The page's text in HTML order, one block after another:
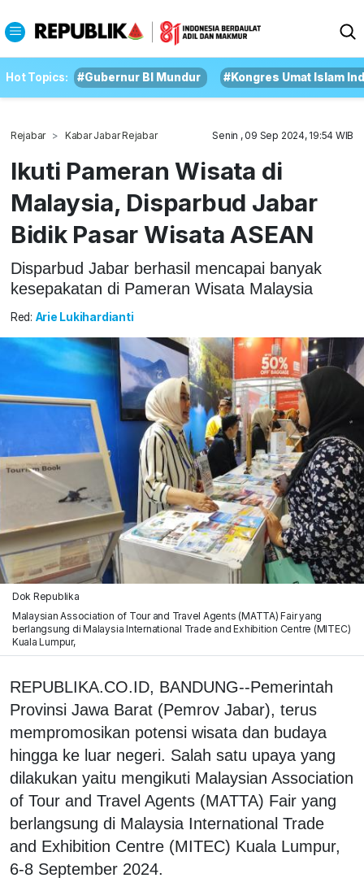
Hot Topics: #Gubernur BI Mundur #Kongres Umat Islam
Rejabar Kabar Jabar Rejabar Senin , 09 Sep 2024, 19:54 WIB
Ikuti Pameran Wisata di
Malaysia, Disparbud Jabar
Bidik Pasar Wisata ASEAN
Disparbud Jabar berhasil mencapai banyak
kesepakatan di Pameran Wisata Malaysia
Red: Arie Lukihardianti
Dok Republika
Malaysian Association of Tour and Travel Agents (MATTA) Fair yang
berlangsung di Malaysia International Trade and Exhibition Centre (MITEC)
Kuala Lumpur,
REPUBLIKA.CO.ID, BANDUNG--Pemerintah
Provinsi Jawa Barat (Pemrov Jabar), terus
mempromosikan potensi wisata dan budaya
hingga ke luar negeri. Salah satu upaya yang
dilakukan yaitu mengikuti Malaysian Association
of Tour and Travel Agents (MATTA) Fair yang
berlangsung di Malaysia International Trade
and Exhibition Centre (MITEC) Kuala Lumpur,
6-8 September 2024.